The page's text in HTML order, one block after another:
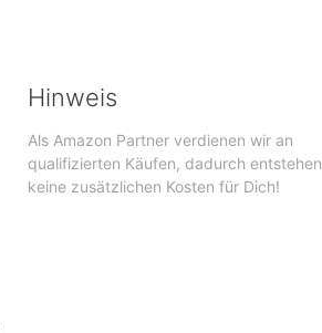
Hinweis
Als Amazon Partner verdienen wir an
qualifizierten Käufen, dadurch entstehen
keine zusätzlichen Kosten für Dich!